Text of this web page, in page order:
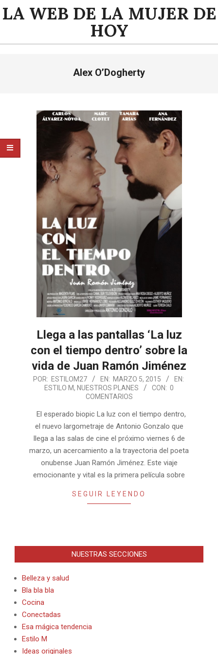
Saltar
alLA WEB DE LA MUJER DE
HOY
Alex O’Dogherty
Llega a las pantallas ‘La luz
con el tiempo dentro’ sobre la
vida de Juan Ramón Jiménez
2015-
POR: ESTILOM27 EN: MARZO 5, 2015
EN:
ESTILO M, NUESTROS PLANES CON: 0
COMENTARIOS
El esperado biopic La luz con el tiempo dentro,
el nuevo largometraje de Antonio Gonzalo que
llega a las salas de cine el próximo viernes 6 de
marzo, un acercamiento a la trayectoria del poeta
onubense Juan Ramón Jiménez. Este viaje
emocionante y vital es la primera película sobre
SEGUIR LEYENDO
NUESTRAS SECCIONES
Belleza y salud
Bla bla bla
Cocina
Conectadas
Esa mágica tendencia
Estilo M
Ideas originales